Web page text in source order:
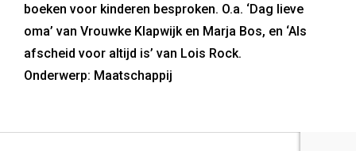
boeken voor kinderen besproken. O.a. ‘Dag lieve
oma’ van Vrouwke Klapwijk en Marja Bos, en ‘Als
afscheid voor altijd is’ van Lois Rock.
Onderwerp: Maatschappij